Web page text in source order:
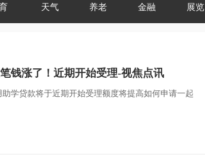
天气 养老 金融 展览
钱涨了！近期开始受理-视焦点讯
助学贷款将于近期开始受理额度将提高如何申请一起